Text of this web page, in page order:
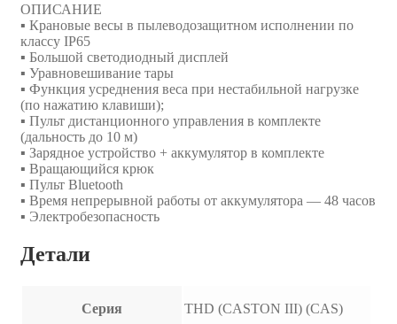
ОПИСАНИЕ
▪ Крановые весы в пылеводозащитном исполнении по
классу IP65
▪ Большой светодиодный дисплей
▪ Уравновешивание тары
▪ Функция усреднения веса при нестабильной нагрузке
(по нажатию клавиши);
▪ Пульт дистанционного управления в комплекте
(дальность до 10 м)
▪ Зарядное устройство + аккумулятор в комплекте
▪ Вращающийся крюк
▪ Пульт Bluetooth
▪ Время непрерывной работы от аккумулятора — 48 часов
▪ Электробезопасность
Детали
Серия THD (CASTON III) (CAS)